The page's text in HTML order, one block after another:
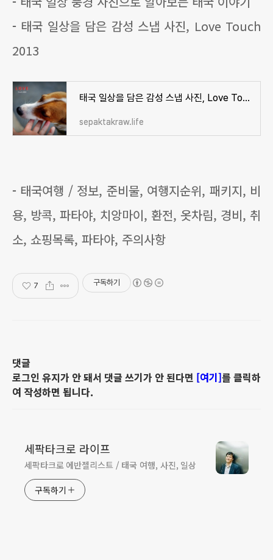
- 태국 일상을 담은 감성 스냅 사진, Love Touch
2013
태국 일상을 담은 감성 스냅 사진, Love Touch 2013
sepaktakraw.life
- 태국여행 / 정보, 준비물, 여행지순위, 패키지, 비
용, 방콕, 파타야, 치앙마이, 환전, 옷차림, 경비, 취
소, 쇼핑목록, 파타야, 주의사항
7 구독하기
댓글
로그인 유지가 안 돼서 댓글 쓰기가 안 된다면 [여기]를 클릭하
여 작성하면 됩니다.
세팍타크로 라이프
세팍타크로 에반젤리스트 / 태국 여행, 사진, 일상
구독하기